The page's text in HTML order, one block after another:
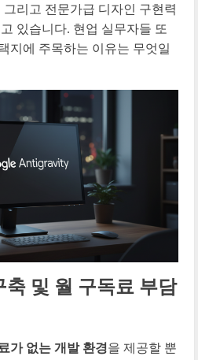
리고 전문가급 디자인 구현력
있습니다. 현업 실무자들 또
지에 주목하는 이유는 무엇일
축 및 월 구독료 부담
가 없는 개발 환경을 제공할 뿐